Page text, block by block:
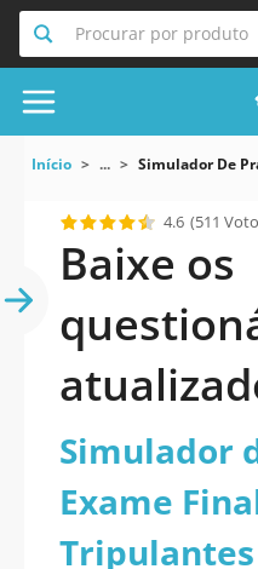
Procurar por produto
Início ... Simulador De
4.6 (511
Baixe os
para
Simulador
Exame